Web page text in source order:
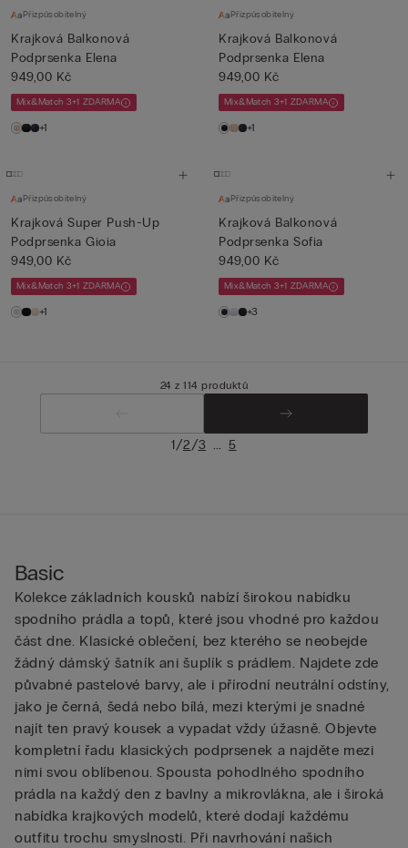
Přizpůsobitelný
Krajková Balkonová
Podprsenka Elena
949,00 Kč
Mix&Match 3+1 ZDARMA
+1
Přizpůsobitelný
Krajková Balkonová
Podprsenka Elena
949,00 Kč
Mix&Match 3+1 ZDARMA
+1
Přizpůsobitelný
Krajková Super Push-Up
Podprsenka Gioia
949,00 Kč
Mix&Match 3+1 ZDARMA
+1
Přizpůsobitelný
Krajková Balkonová
Podprsenka Sofia
949,00 Kč
Mix&Match 3+1 ZDARMA
+3
24 z 114 produktů
1/2/3 ... 5
Basic
Kolekce základních kousků nabízí širokou nabídku
spodního prádla a topů, které jsou vhodné pro každou
část dne. Klasické oblečení, bez kterého se neobejde
žádný dámský šatník ani šuplík s prádlem. Najdete zde
půvabné pastelové barvy, ale i přírodní neutrální odstíny,
jako je černá, šedá nebo bílá, mezi kterými je snadné
najít ten pravý kousek a vypadat vždy úžasně. Objevte
kompletní řadu klasických podprsenek a najděte mezi
nimi svou oblíbenou. Spousta pohodlného spodního
prádla na každý den z bavlny a mikrovlákna, ale i široká
nabídka krajkových modelů, které dodají každému
outfitu trochu smyslnosti. Při navrhování našich